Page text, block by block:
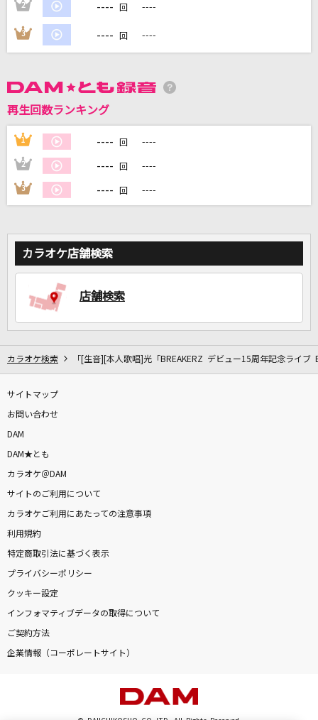
カラオケ最新情報をチェック！
DAMに会員登録・ログインして
カラオケをもっと楽しもう！
2 ---- 回 ----
3 ---- 回 ----
再生回数ランキング
1 ---- 回 ----
2 ---- 回 ----
3 ---- 回 ----
カラオケ店舗検索
店舗検索
カラオケ検索 「[生音][本人歌唱]光「BREAKERZ デビュー15周年記念ライ
サイトマップ
お問い合わせ
DAM
DAM★とも
カラオケ＠DAM
サイトのご利用について
カラオケご利用にあたっての注意事項
利用規約
特定商取引法に基づく表示
プライバシーポリシー
クッキー設定
インフォマティブデータの取得について
ご契約方法
企業情報（コーポレートサイト）